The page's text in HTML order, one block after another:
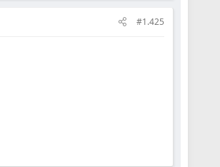
#1.425